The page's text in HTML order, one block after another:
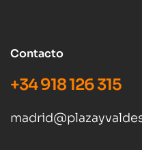
Contacto
+34 918 126 315